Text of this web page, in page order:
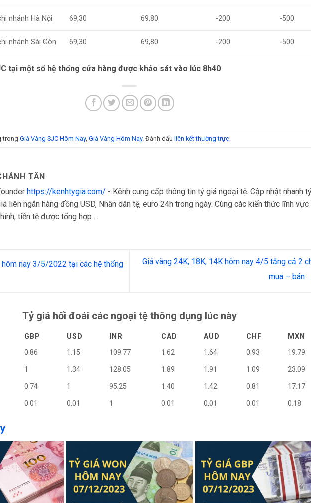
nhánh Hà Nội 69,30 69,80 -200 -500
nhánh Sài Gòn 69,30 69,80 -200 -500
tại một số hệ thống cửa hàng được khảo sát vào lúc 8h40
trong Giá Vàng SJC Hôm Nay, Giá Vàng Hôm Nay. Đánh dấu liên kết thường trực
TÂN
https://kenhtygia.com/ - Kênh cung cấp thông tin tỷ giá ngoại tệ. Cập nhật nhanh
liên ngân hàng đồng USD, Nhân dân tệ, euro 24h trong ngày. Cùng các kiến thức lĩnh
tiền tệ được tổng hợp ...
hôm nay 3/5/2022 tại các hệ thống
Giá vàng 24K, 18K, 14K hôm nay 4/5 tăng cả 2
mua – bán
Tỷ giá hối đoái các ngoại tệ thông dụng lúc này
GBP USD INR CAD AUD CHF
MXN
0.86 1.15 109.77 1.62 1.64 0.93
19.79
1 1.34 128.05 1.89 1.91 1.09
23.09
0.74 1 95.25 1.40 1.42 0.81
17.17
0.01 0.01 1 0.01 0.01 0.01 0.18